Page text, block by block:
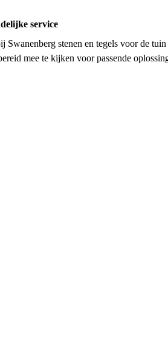
service
Swanenberg stenen en tegels voor de
mee te kijken voor passende